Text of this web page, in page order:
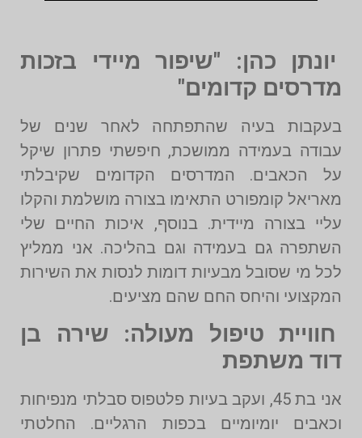
יונתן כהן: "שיפור מיידי בזכות
מדרסים קדומים"
בעקבות בעיה שהתפתחה לאחר שנים של
עבודה בעמידה ממושכת, חיפשתי פתרון שיקל
על הכאבים. המדרסים הקדומים שקיבלתי
מאריאל קומפורט התאימו בצורה מושלמת והקלו
עליי בצורה מיידית. בנוסף, איכות החיים שלי
השתפרה גם בעמידה וגם בהליכה. אני ממליץ
לכל מי שסובל מבעיות דומות לנסות את השירות
המקצועי והיחס החם שהם מציעים.
חוויית טיפול מעולה: שירה בן
דוד משתפת
אני בת 45, ועקב בעיות פלטפוס סבלתי מנפיחות
וכאבים יומיומיים בכפות הרגליים. החלטתי